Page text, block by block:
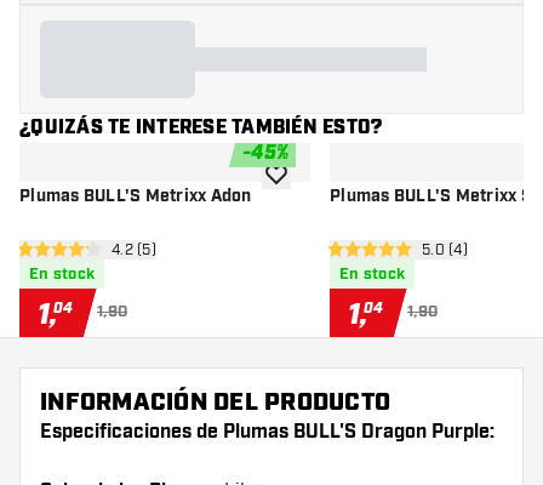
¿QUIZÁS TE INTERESE TAMBIÉN ESTO?
-45%
Plumas BULL'S Metrixx Adon
abrir panel de reseñas
4.2 estrellas de puntuación
4.2 (5)
En stock
1,04 1,90
añadir a la lista de deseos
Plumas BULL'S Metrixx
abrir panel de
5 estrellas de puntuación
5.0 (4)
En stock
1,04 1,90
INFORMACIÓN DEL PRODUCTO
Especificaciones de Plumas BULL'S Dragon Purple: